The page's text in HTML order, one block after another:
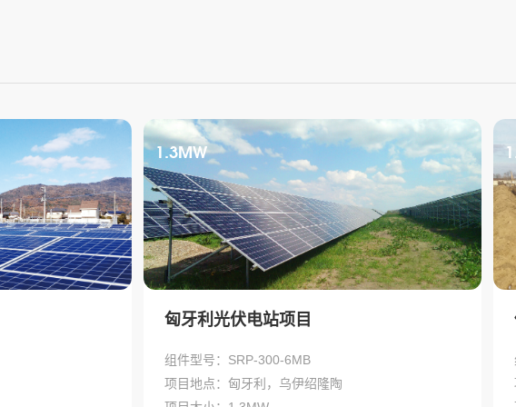
1.3MW
匈牙利光伏电站项目
组件型号：SRP-300-6MB
项目地点：匈牙利，乌伊绍隆陶